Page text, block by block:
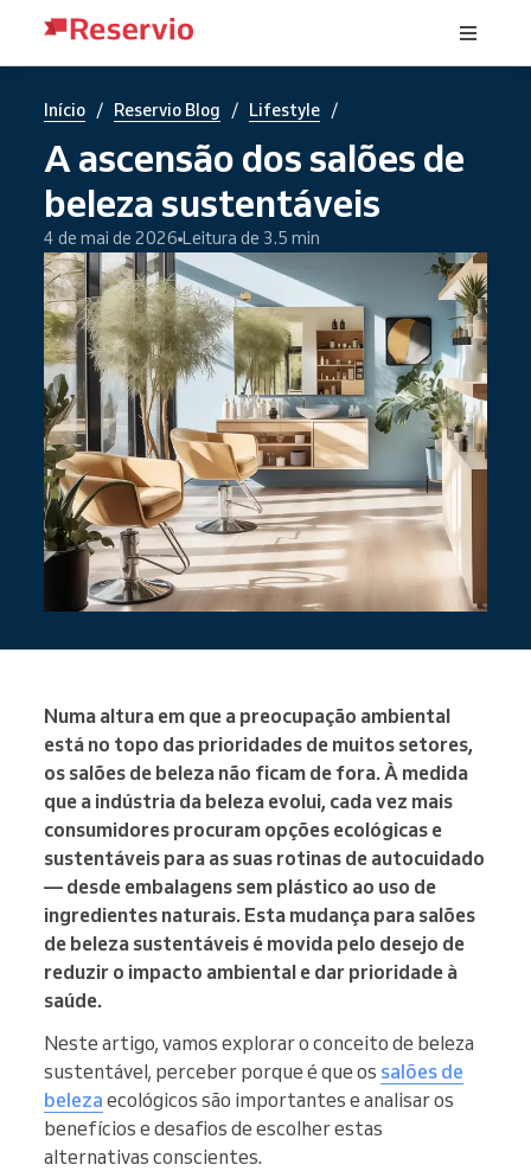
Início / Reservio Blog / Lifestyle /
A ascensão dos salões de
beleza sustentáveis
4 de mai de 2026 Leitura de 3.5 min
Numa altura em que a preocupação ambiental
está no topo das prioridades de muitos setores,
os salões de beleza não ficam de fora. À medida
que a indústria da beleza evolui, cada vez mais
consumidores procuram opções ecológicas e
sustentáveis para as suas rotinas de autocuidado
— desde embalagens sem plástico ao uso de
ingredientes naturais. Esta mudança para salões
de beleza sustentáveis é movida pelo desejo de
reduzir o impacto ambiental e dar prioridade à
saúde.
Neste artigo, vamos explorar o conceito de beleza
sustentável, perceber porque é que os salões de
beleza ecológicos são importantes e analisar os
benefícios e desafios de escolher estas
alternativas conscientes.